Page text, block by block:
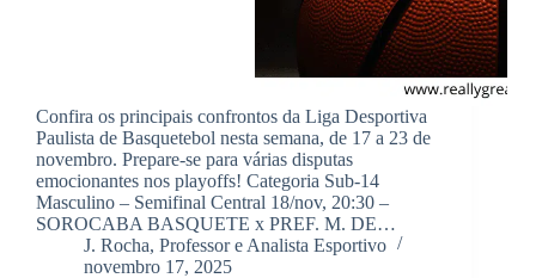
Confira os principais confrontos da Liga Desportiva
Paulista de Basquetebol nesta semana, de 17 a 23 de
novembro. Prepare-se para várias disputas
emocionantes nos playoffs! Categoria Sub-14
Masculino – Semifinal Central 18/nov, 20:30 –
SOROCABA BASQUETE x PREF. M. DE…
J. Rocha, Professor e Analista Esportivo
novembro 17, 2025